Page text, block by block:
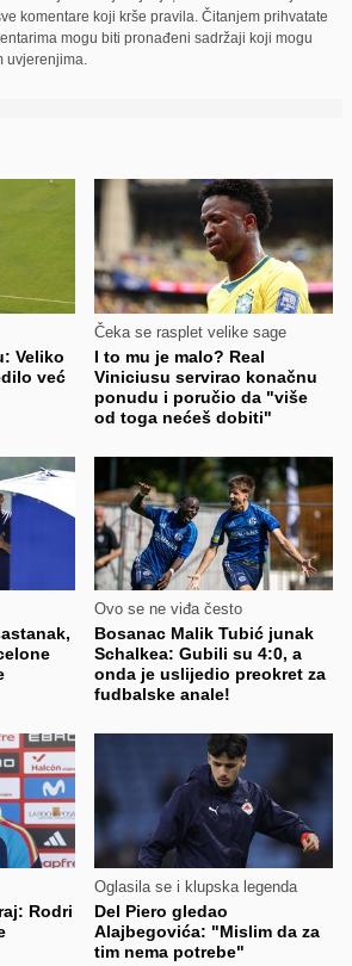
komentare koji krše pravila. Čitanjem prihvatate
mogu biti pronađeni sadržaji koji mogu
uvjerenjima.
Veliko
već
Čeka se rasplet velike sage
I to mu je malo? Real
Viniciusu servirao konačnu
ponudu i poručio da "više
od toga nećeš dobiti"
Ovo se ne viđa često
Bosanac Malik Tubić junak
Schalkea: Gubili su 4:0, a
onda je uslijedio preokret za
fudbalske anale!
Rodri
Oglasila se i klupska legenda
Del Piero gledao
Alajbegovića: "Mislim da za
tim nema potrebe"